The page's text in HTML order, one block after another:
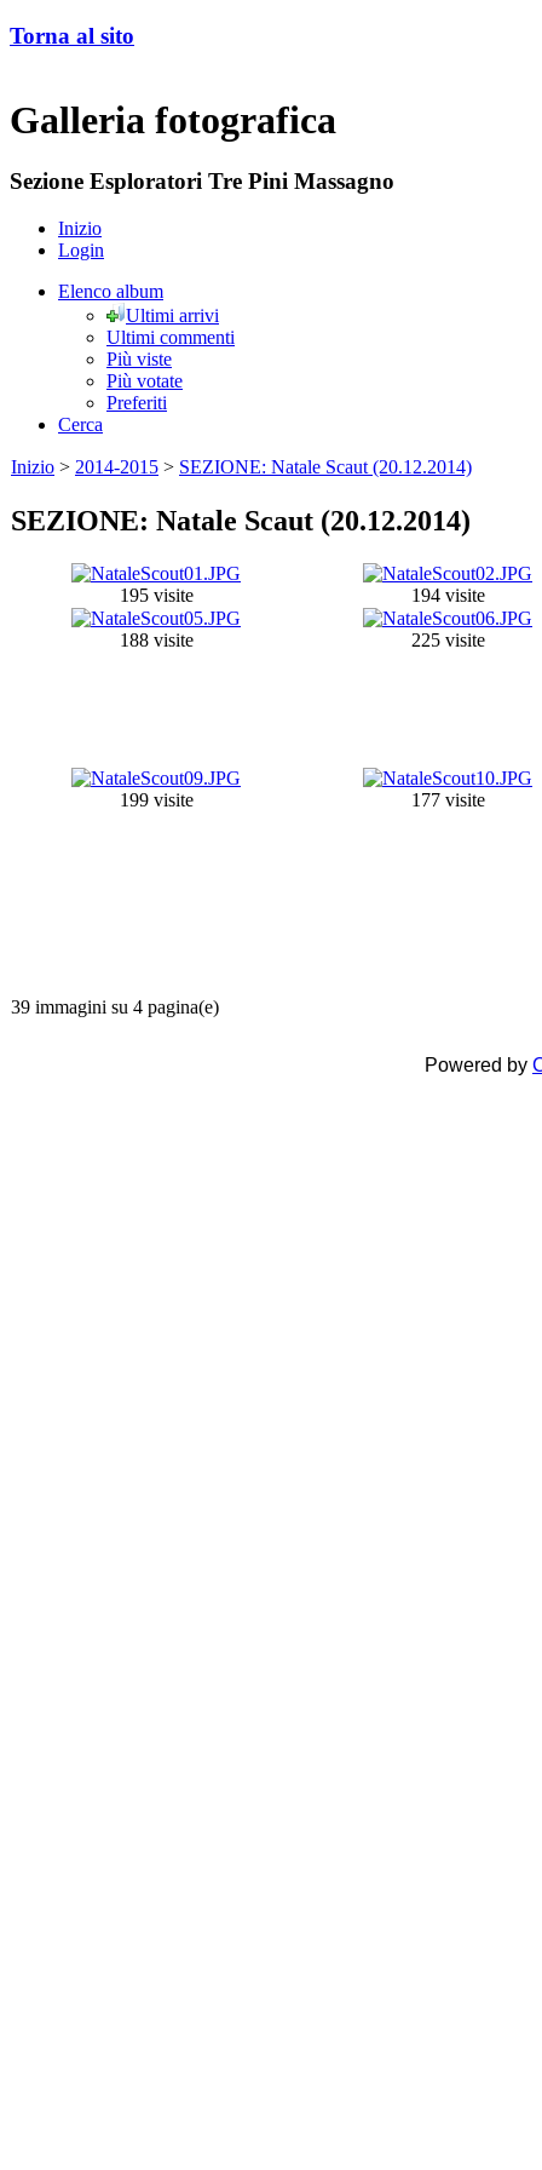
Torna al sito
Galleria fotografica
Sezione Esploratori Tre Pini Massagno
Inizio
Login
Elenco album
Ultimi arrivi
Ultimi commenti
Più viste
Più votate
Preferiti
Cerca
Inizio > 2014-2015 > SEZIONE: Natale Scaut (20.12.2014)
SEZIONE: Natale Scaut (20.12.2014)
195 visite 194 visite
188 visite 225 visite
199 visite 177 visite
39 immagini su 4 pagina(e)
Powered by